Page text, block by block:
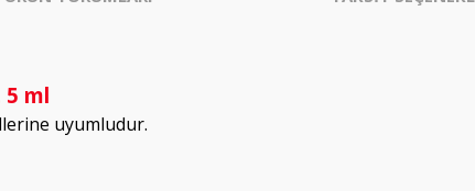
5 ml
uyumludur.